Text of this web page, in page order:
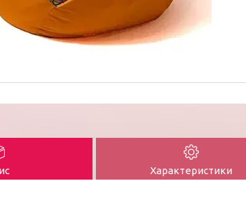
Характеристики